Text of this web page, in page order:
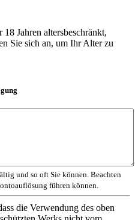
Jahren altersbeschränkt,
Sie sich an, um Ihr Alter zu
und so oft Sie können. Beachten
führen können.
die Verwendung des oben